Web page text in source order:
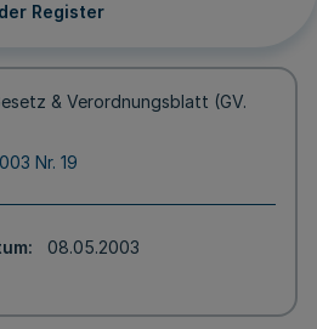
Register
& Verordnungsblatt (GV.
Nr. 19
08.05.2003